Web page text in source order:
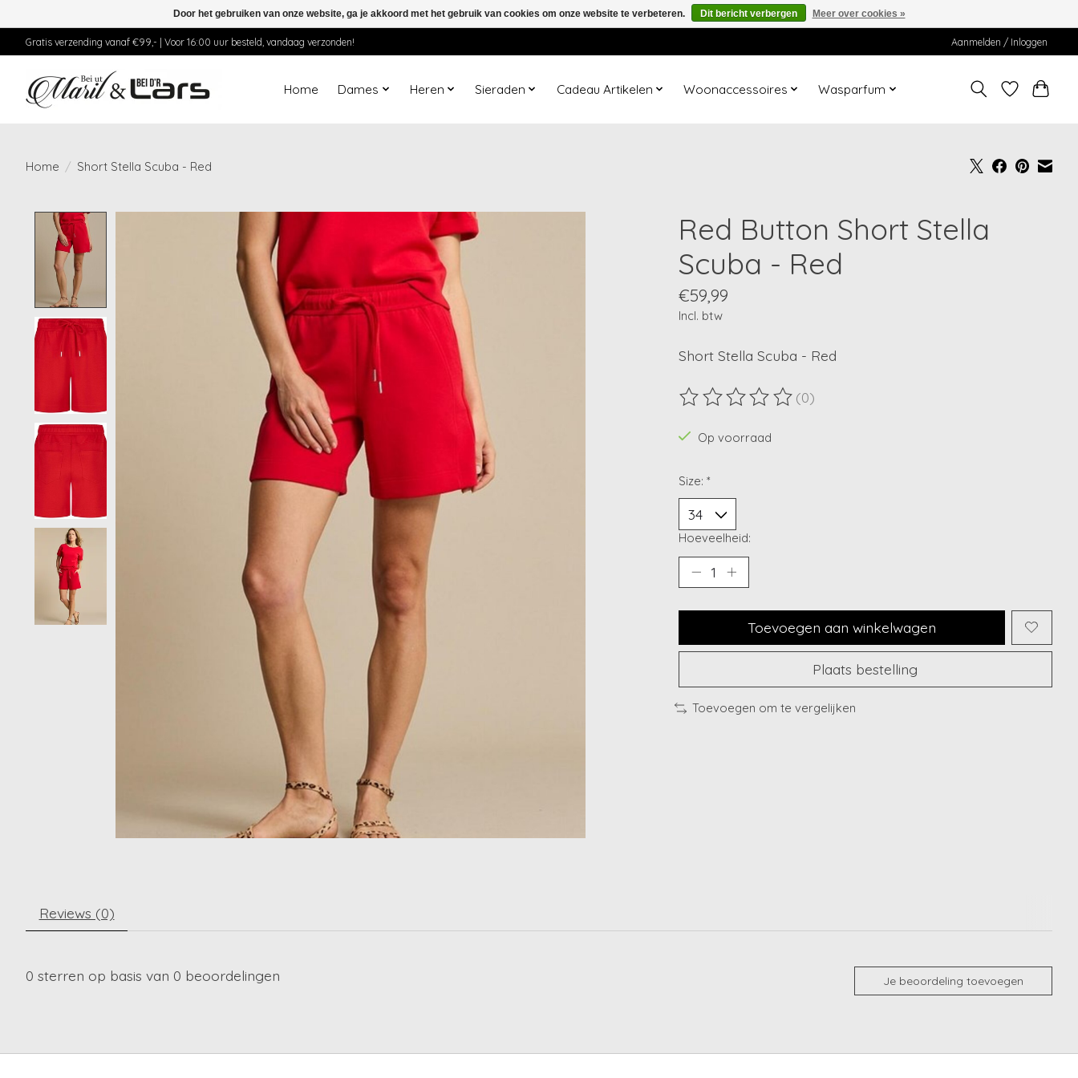
Gratis verzending vanaf €99,- | Voor 16:00 uur besteld, vandaag verzonden! Aanmelden / Inloggen
Home Dames Heren Sieraden Cadeau Artikelen Woonaccessoires Wasparfum
Home / Short Stella Scuba - Red
Product image slideshow Items
Red Button Short Stella
Scuba - Red
€59,99
Incl. btw
Short Stella Scuba - Red
De beoordeling van dit product is
(0)
Op voorraad
Size: *
Hoeveelheid:
Toevoegen aan winkelwagen
Plaats bestelling
Toevoegen om te vergelijken
Reviews (0)
0 sterren op basis van 0 beoordelingen Je beoordeling toevoegen
Door het gebruiken van onze website, ga je akkoord met het gebruik van cookies om onze website te verbeteren. Dit bericht verbergen Meer over cookies »